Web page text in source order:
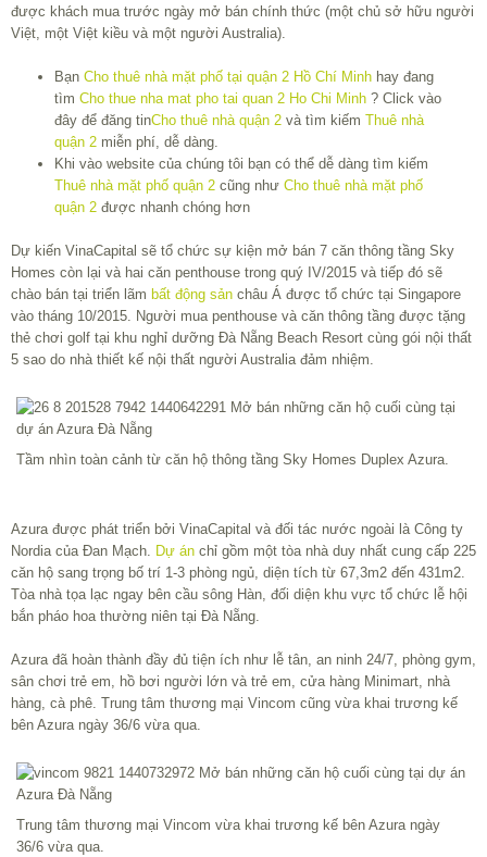
được khách mua trước ngày mở bán chính thức (một chủ sở hữu người
Việt, một Việt kiều và một người Australia).
Bạn Cho thuê nhà mặt phố tại quận 2 Hồ Chí Minh hay đang
tìm Cho thue nha mat pho tai quan 2 Ho Chi Minh ? Click vào
đây để đăng tinCho thuê nhà quận 2 và tìm kiếm Thuê nhà
quận 2 miễn phí, dễ dàng.
Khi vào website của chúng tôi bạn có thể dễ dàng tìm kiếm
Thuê nhà mặt phố quận 2 cũng như Cho thuê nhà mặt phố
quận 2 được nhanh chóng hơn
Dự kiến VinaCapital sẽ tổ chức sự kiện mở bán 7 căn thông tầng Sky
Homes còn lại và hai căn penthouse trong quý IV/2015 và tiếp đó sẽ
chào bán tại triển lãm bất động sản châu Á được tổ chức tại Singapore
vào tháng 10/2015. Người mua penthouse và căn thông tầng được tặng
thẻ chơi golf tại khu nghỉ dưỡng Đà Nẵng Beach Resort cùng gói nội thất
5 sao do nhà thiết kế nội thất người Australia đảm nhiệm.
Tầm nhìn toàn cảnh từ căn hộ thông tầng Sky Homes Duplex Azura.
Azura được phát triển bởi VinaCapital và đối tác nước ngoài là Công ty
Nordia của Đan Mạch. Dự án chỉ gồm một tòa nhà duy nhất cung cấp 225
căn hộ sang trọng bố trí 1-3 phòng ngủ, diện tích từ 67,3m2 đến 431m2.
Tòa nhà tọa lạc ngay bên cầu sông Hàn, đối diện khu vực tổ chức lễ hội
bắn pháo hoa thường niên tại Đà Nẵng.
Azura đã hoàn thành đầy đủ tiện ích như lễ tân, an ninh 24/7, phòng gym,
sân chơi trẻ em, hồ bơi người lớn và trẻ em, cửa hàng Minimart, nhà
hàng, cà phê. Trung tâm thương mại Vincom cũng vừa khai trương kế
bên Azura ngày 36/6 vừa qua.
Trung tâm thương mại Vincom vừa khai trương kế bên Azura ngày
36/6 vừa qua.